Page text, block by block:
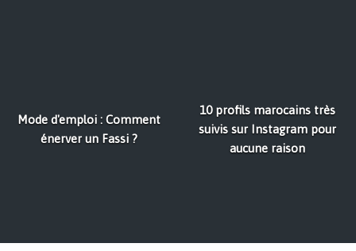
Mode d'emploi : Comment
énerver un Fassi ?
10 profils marocains très
suivis sur Instagram pour
aucune raison